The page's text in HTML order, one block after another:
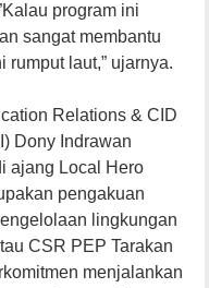
program ini
sangat membantu
rumput laut,” ujarnya.
Relations & CID
Dony Indrawan
ajang Local Hero
pengakuan
lingkungan
CSR PEP Tarakan
menjalankan